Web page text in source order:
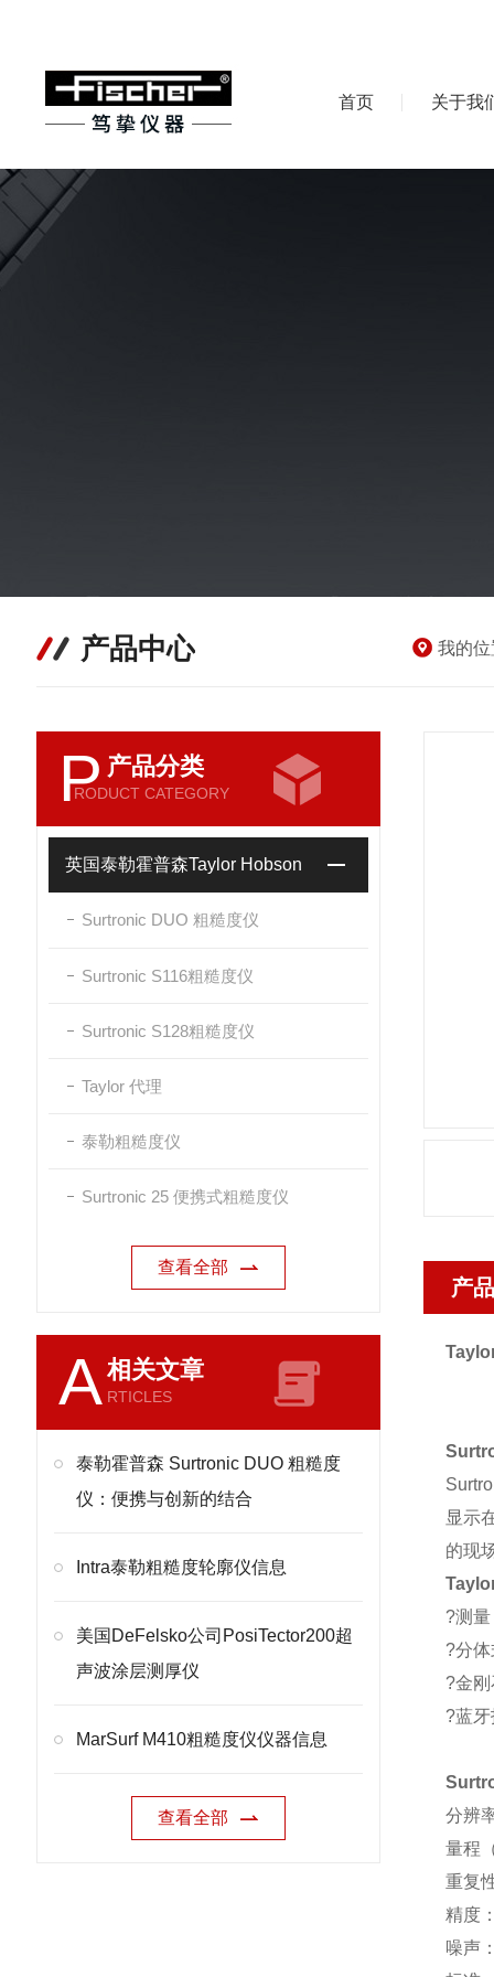
首页 关于我
产品中心 我的
P 产品分类
RODUCT CATEGORY
英国泰勒霍普森Taylor Hobson
Surtronic DUO 粗糙度仪
Surtronic S116粗糙度仪
Surtronic S128粗糙度仪
Taylor 代理
泰勒粗糙度仪
Surtronic 25 便携式粗糙度仪
查看全部
A相关文章
RTICLES
泰勒霍普森 Surtronic DUO 粗糙度
仪：便携与创新的结合
Intra泰勒粗糙度轮廓仪信息
美国DeFelsko公司PosiTector200超
声波涂层测厚仪
MarSurf M410粗糙度仪仪器信息
查看全部
产
显示
的现
?测
?分
?金
?蓝
分辨
量程
重复
精度
噪声